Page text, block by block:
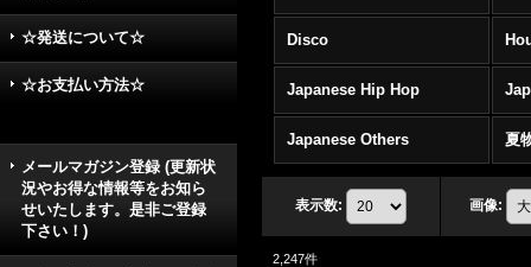
☆発送について☆
☆お支払い方法☆
メールマガジン登録 (更新状
況やお得な情報等をお知ら
せいたします。是非ご登録
下さい！)
Disco
Japanese Hip Hop
Japanese Others 夏
表示数: 画像:
2,247件